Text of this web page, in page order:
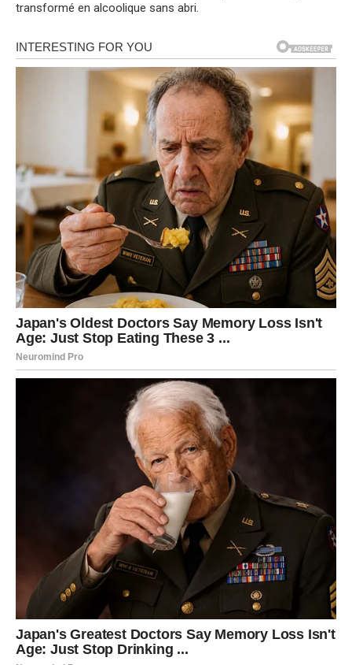
transformé en alcoolique sans abri.